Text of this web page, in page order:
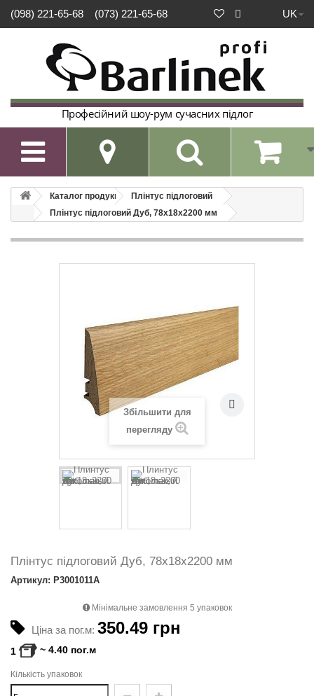
UK
(098) 221-65-68 (073) 221-65-68
Професійний шоу-рум сучасних підлог

Каталог продукції
Плінтус підлоговий
Плінтус підлоговий Дуб, 78х18х2200 мм
Збільшити для
перегляду
Плінтус підлоговий Дуб, 78х18х2200 мм
Артикул: P3001011A
Ціна за пог.м: 350.49 грн
Мінімальне замовлення 5 упаковок
1 ~ 4.40 пог.м
Кількість упаковок